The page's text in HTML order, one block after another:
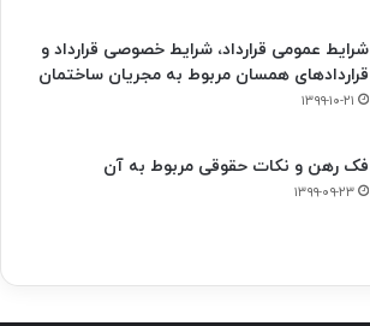
شرایط عمومی قرارداد، شرایط خصوصی قرارداد و
قراردادهای همسان مربوط به مجریان ساختمان
۱۳۹۹-۱۰-۲۱
فک‌ رهن و نکات حقوقی مربوط به آن
۱۳۹۹-۰۹-۲۳